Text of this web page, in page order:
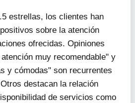
estrellas, los clientes han
sobre la atención
ofrecidas. Opiniones
muy recomendable" y
y cómodas" son recurrentes
destacan la relación
de servicios como